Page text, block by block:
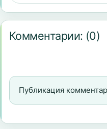
Комментарии: (0)
Публикация